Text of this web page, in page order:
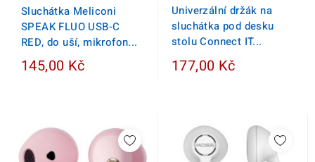
Sluchátka Meliconi
SPEAK FLUO USB-C
RED, do uší, mikrofon...
145,00 Kč
Univerzální držák na
sluchátka pod desku
stolu Connect IT...
177,00 Kč